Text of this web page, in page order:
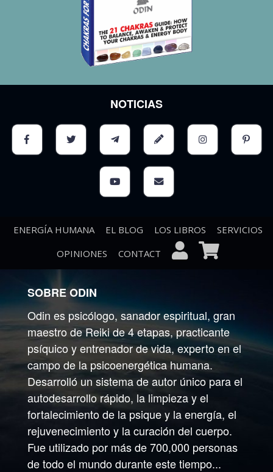
NOTICIAS
ENERGÍA HUMANA EL BLOG LOS LIBROS
SERVICIOS
OPINIONES
CONTACT
SOBRE ODIN
Odin es psicólogo, sanador espiritual, gran
maestro de Reiki de 4 etapas, practicante
psíquico y entrenador de vida, experto en el
campo de la psicoenergética humana.
Desarrolló un sistema de autor único para el
autodesarrollo rápido, la limpieza y el
fortalecimiento de la psique y la energía, el
rejuvenecimiento y la curación del cuerpo.
Fue utilizado por más de 700,000 personas
de todo el mundo durante este tiempo...